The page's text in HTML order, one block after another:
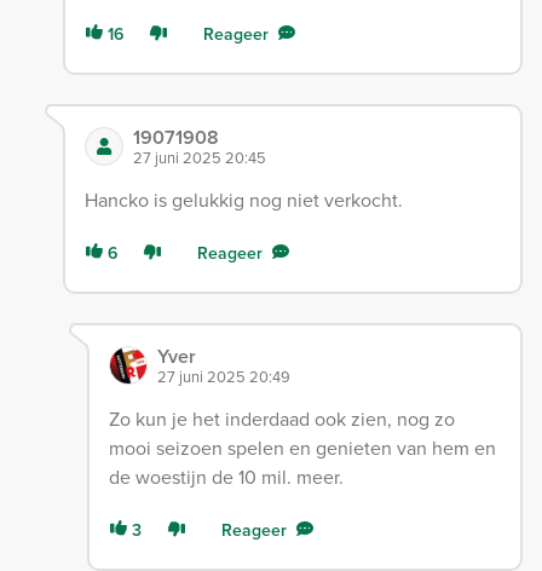
16 Reageer
19071908
27 juni 2025 20:45
Hancko is gelukkig nog niet verkocht.
6 Reageer
Yver
27 juni 2025 20:49
Zo kun je het inderdaad ook zien, nog zo
mooi seizoen spelen en genieten van hem en
de woestijn de 10 mil. meer.
3 Reageer